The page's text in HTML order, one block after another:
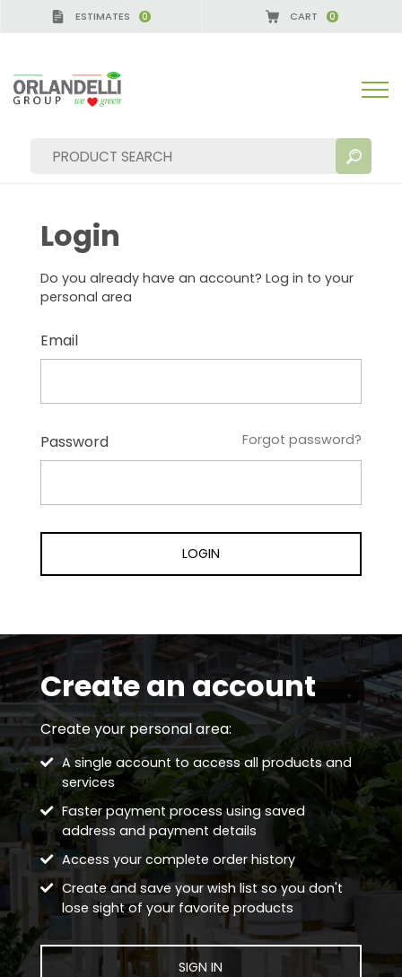
ESTIMATES 0 CART 0
SEARCH RESULTS: Sort by:
Login
Do you already have an account? Log in to your
personal area
Email
Password Forgot password?
Create an account
Create your personal area:
A single account to access all products and
services
Faster payment process using saved
address and payment details
Access your complete order history
Create and save your wish list so you don't
lose sight of your favorite products
SIGN IN